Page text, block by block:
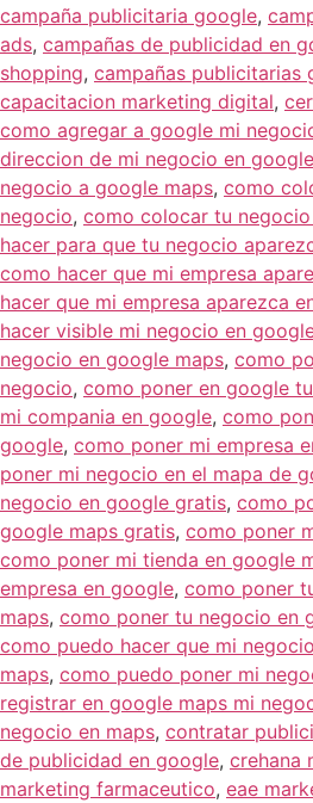
campaña publicitaria google,
ads, campañas de publicidad en
shopping, campañas publicitarias
capacitacion marketing digital,
como agregar a google mi
direccion de mi negocio en
negocio a google maps, como
negocio, como colocar tu
hacer para que tu negocio
como hacer que mi empresa
hacer que mi empresa aparezca
hacer visible mi negocio en
negocio en google maps, como
negocio, como poner en google
mi compania en google, como
google, como poner mi empresa
poner mi negocio en el mapa de
negocio en google gratis, como
google maps gratis, como poner
como poner mi tienda en google
empresa en google, como poner
maps, como poner tu negocio en
como puedo hacer que mi
maps, como puedo poner mi
registrar en google maps mi
negocio en maps, contratar
de publicidad en google, crehana
marketing farmaceutico, eae